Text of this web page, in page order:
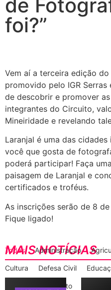
de
foi?”
Vem aí a terceira edição
promovido pelo IGR
de descobrir e promover
integrantes do Circuito,
Mineiridade e revelando
Laranjal é uma das
você que gosta de
poderá participar! Faça
paisagem de Laranjal e
certificados e troféus.
As inscrições serão de 8
Fique ligado!
MAIS NOTÍCIAS
Todas Administração
Cultura Defesa Civil
Gabinete do Prefeito